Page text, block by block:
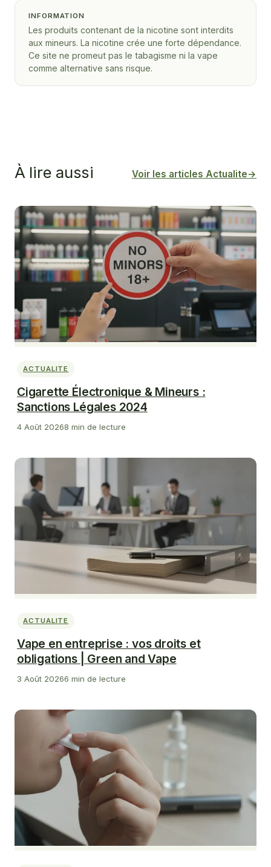
INFORMATION
Les produits contenant de la nicotine sont interdits
aux mineurs. La nicotine crée une forte dépendance.
Ce site ne promeut pas le tabagisme ni la vape
comme alternative sans risque.
À lire aussi Voir les articles Actualite→
ACTUALITE
Cigarette Électronique & Mineurs :
Sanctions Légales 2024
4 Août 20268 min de lecture
ACTUALITE
Vape en entreprise : vos droits et
obligations | Green and Vape
3 Août 20266 min de lecture